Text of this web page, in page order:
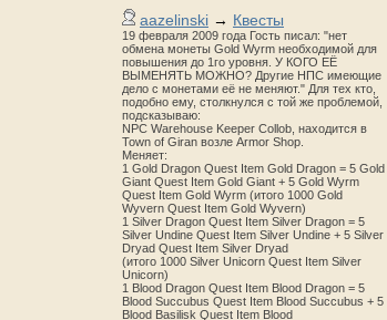
aazelinski → Квесты
19 февраля 2009 года Гость писал: "нет
обмена монеты Gold Wyrm необходимой для
повышения до 1го уровня. У КОГО ЕЁ
ВЫМЕНЯТЬ МОЖНО? Другие НПС имеющие
дело с монетами её не меняют." Для тех кто,
подобно ему, столкнулся с той же проблемой,
подсказываю:
NPC Warehouse Keeper Collob, находится в
Town of Giran возле Armor Shop.
Меняет:
1 Gold Dragon Quest Item Gold Dragon = 5 Gold
Giant Quest Item Gold Giant + 5 Gold Wyrm
Quest Item Gold Wyrm (итого 1000 Gold
Wyvern Quest Item Gold Wyvern)
1 Silver Dragon Quest Item Silver Dragon = 5
Silver Undine Quest Item Silver Undine + 5 Silver
Dryad Quest Item Silver Dryad
(итого 1000 Silver Unicorn Quest Item Silver
Unicorn)
1 Blood Dragon Quest Item Blood Dragon = 5
Blood Succubus Quest Item Blood Succubus + 5
Blood Basilisk Quest Item Blood